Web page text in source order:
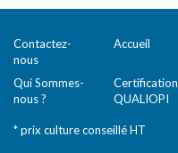
Contactez-
nous
Accueil
Qui Sommes-
nous ?
Certification
QUALIOPI
* prix culture conseillé HT